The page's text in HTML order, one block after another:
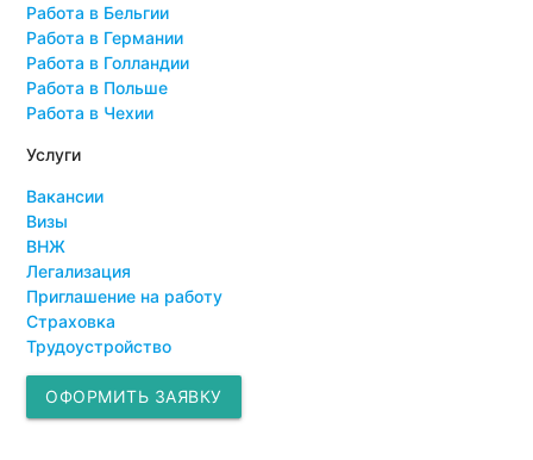
Работа в Бельгии
Работа в Германии
Работа в Голландии
Работа в Польше
Работа в Чехии
Услуги
Вакансии
Визы
ВНЖ
Легализация
Приглашение на работу
Страховка
Трудоустройство
ОФОРМИТЬ ЗАЯВКУ